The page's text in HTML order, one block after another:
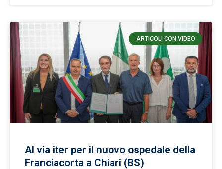
ARTICOLI CON VIDEO
Al via iter per il nuovo ospedale della
Franciacorta a Chiari (BS)